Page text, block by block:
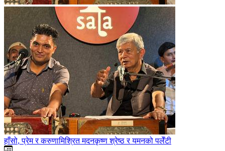
हाँसो, प्रेम र करुणामिश्रित मदनकृष्ण श्रेष्ठ र यमनको पलेँटी